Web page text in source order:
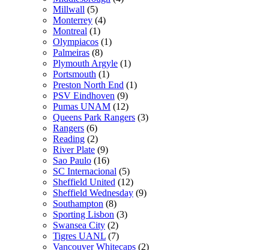
Millwall (5)
Monterrey (4)
Montreal (1)
Olympiacos (1)
Palmeiras (8)
Plymouth Argyle (1)
Portsmouth (1)
Preston North End (1)
PSV Eindhoven (9)
Pumas UNAM (12)
Queens Park Rangers (3)
Rangers (6)
Reading (2)
River Plate (9)
Sao Paulo (16)
SC Internacional (5)
Sheffield United (12)
Sheffield Wednesday (9)
Southampton (8)
Sporting Lisbon (3)
Swansea City (2)
Tigres UANL (7)
Vancouver Whitecaps (2)